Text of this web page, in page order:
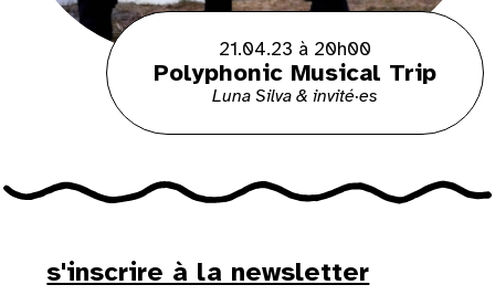
21.04.23 à 20h00
Polyphonic Musical Trip
Luna Silva & invité·es
s'inscrire à la newsletter